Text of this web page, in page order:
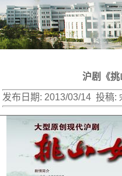
沪剧《挑
发布日期: 2013/03/14 投稿: